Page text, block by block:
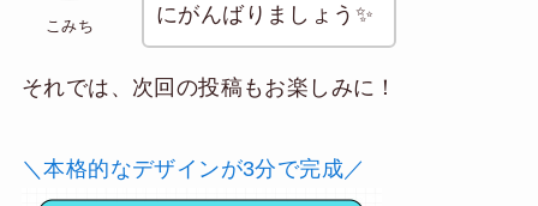
こみち
にがんばりましょう✨
それでは、次回の投稿もお楽しみに！
＼本格的なデザインが3分で完成／